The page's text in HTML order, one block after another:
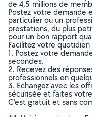
de 4,5 millions de
Postez votre demande
particulier ou un
prestations, du plus
pour un bon rapport
Facilitez votre
1. Postez votre
secondes.
2. Recevez des
professionnels en
3. Echangez avec les
sécurisée et faites
C’est gratuit et sans